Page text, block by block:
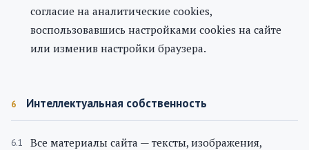
согласие на аналитические cookies,
воспользовавшись настройками cookies на сайте
или изменив настройки браузера.
6 Интеллектуальная собственность
Все материалы сайта — тексты, изображения,